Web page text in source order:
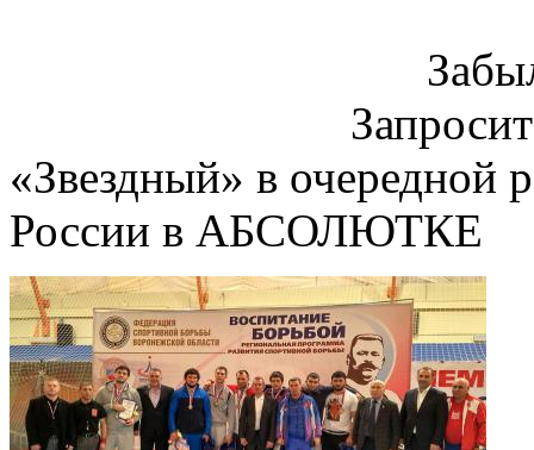
«Звездный» в очередной
России в АБСОЛЮТКЕ